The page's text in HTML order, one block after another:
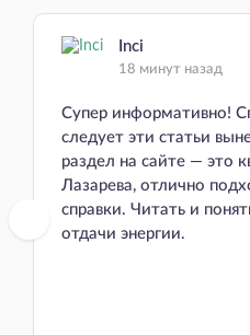
Inci
18 минут назад
Супер информативно!
следует эти статьи
раздел на сайте — это
Лазарева, отлично
справки. Читать и
отдачи энергии.